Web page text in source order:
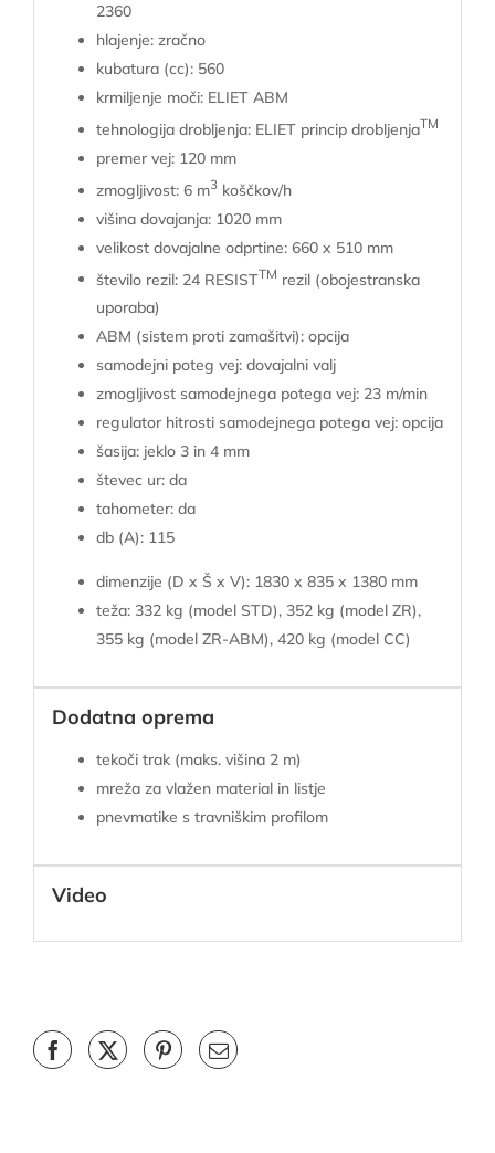
2360
hlajenje: zračno
kubatura (cc): 560
krmiljenje moči: ELIET ABM
tehnologija drobljenja: ELIET princip drobljenjaTM
premer vej: 120 mm
zmogljivost: 6 m3koščkov/h
višina dovajanja: 1020 mm
velikost dovajalne odprtine: 660 x 510 mm
število rezil: 24 RESISTTM rezil (obojestranska
uporaba)
ABM (sistem proti zamašitvi): opcija
samodejni poteg vej: dovajalni valj
zmogljivost samodejnega potega vej: 23 m/min
regulator hitrosti samodejnega potega vej: opcija
šasija: jeklo 3 in 4 mm
števec ur: da
tahometer: da
db (A): 115
dimenzije (D x Š x V): 1830 x 835 x 1380 mm
teža: 332 kg (model STD), 352 kg (model ZR),
355 kg (model ZR-ABM), 420 kg (model CC)
Dodatna oprema
tekoči trak (maks. višina 2 m)
mreža za vlažen material in listje
pnevmatike s travniškim profilom
Video